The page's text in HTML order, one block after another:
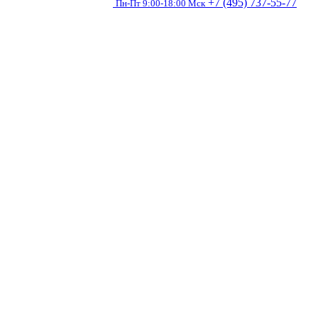
Пн-Пт 9:00-18:00 Мск +7 (495) 737-55-77